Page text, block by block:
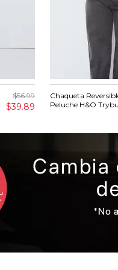
$56.99
$39.89
Chaqueta
Peluche H&O Trybu